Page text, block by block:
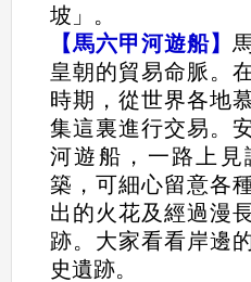
坡」。
【馬六甲河遊船】
皇朝的貿易命脈。
時期，從世界各地
集這裏進行交易。
河遊船，一路上
築，可細心留意各
出的火花及經過漫
跡。大家看看岸邊
史遺跡。